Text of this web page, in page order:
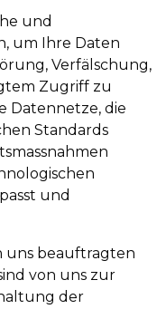
und
um Ihre Daten
Verfälschung,
Zugriff zu
Datennetze, die
Standards
und
uns beauftragten
von uns zur
der